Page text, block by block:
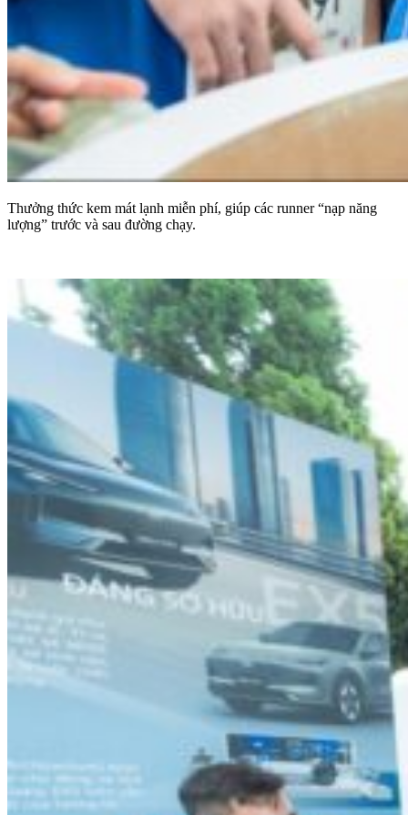
Thưởng thức kem mát lạnh miễn phí, giúp các runner “nạp năng
lượng” trước và sau đường chạy.